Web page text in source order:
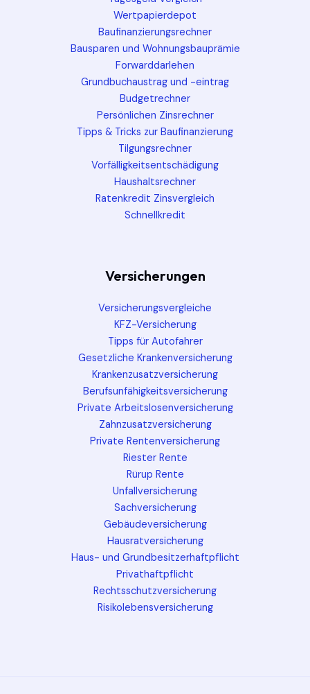
Wertpapierdepot
Baufinanzierungsrechner
Bausparen und Wohnungsbauprämie
Forwarddarlehen
Grundbuchaustrag und -eintrag
Budgetrechner
Persönlichen Zinsrechner
Tipps & Tricks zur Baufinanzierung
Tilgungsrechner
Vorfälligkeitsentschädigung
Haushaltsrechner
Ratenkredit Zinsvergleich
Schnellkredit
Versicherungen
Versicherungsvergleiche
KFZ-Versicherung
Tipps für Autofahrer
Gesetzliche Krankenversicherung
Krankenzusatzversicherung
Berufsunfähigkeitsversicherung
Private Arbeitslosenversicherung
Zahnzusatzversicherung
Private Rentenversicherung
Riester Rente
Rürup Rente
Unfallversicherung
Sachversicherung
Gebäudeversicherung
Hausratversicherung
Haus- und Grundbesitzerhaftpflicht
Privathaftpflicht
Rechtsschutzversicherung
Risikolebensversicherung